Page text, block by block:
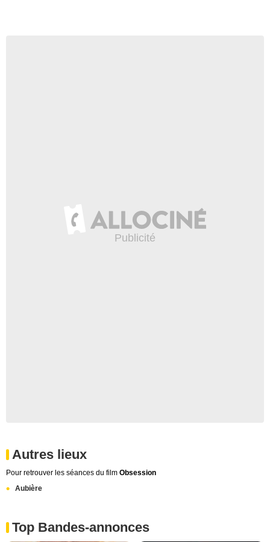
Autres lieux
Pour retrouver les séances du film Obsession
Aubière
Top Bandes-annonces